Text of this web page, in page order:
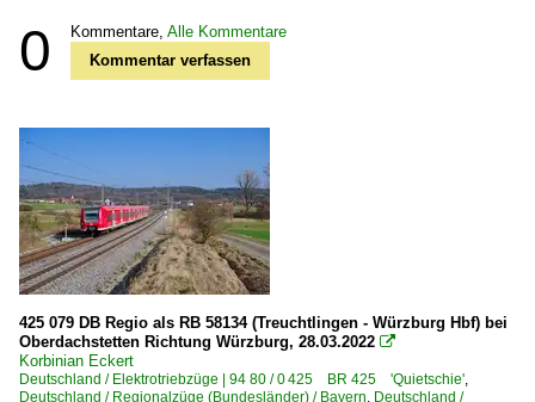
0 Kommentare, Alle Kommentare
Kommentar verfassen
425 079 DB Regio als RB 58134 (Treuchtlingen - Würzburg Hbf) bei
Oberdachstetten Richtung Würzburg, 28.03.2022 
Korbinian Eckert
Deutschland / Elektrotriebzüge | 94 80 / 0 425 BR 425 'Quietschie',
Deutschland / Regionalzüge (Bundesländer) / Bayern, Deutschland /